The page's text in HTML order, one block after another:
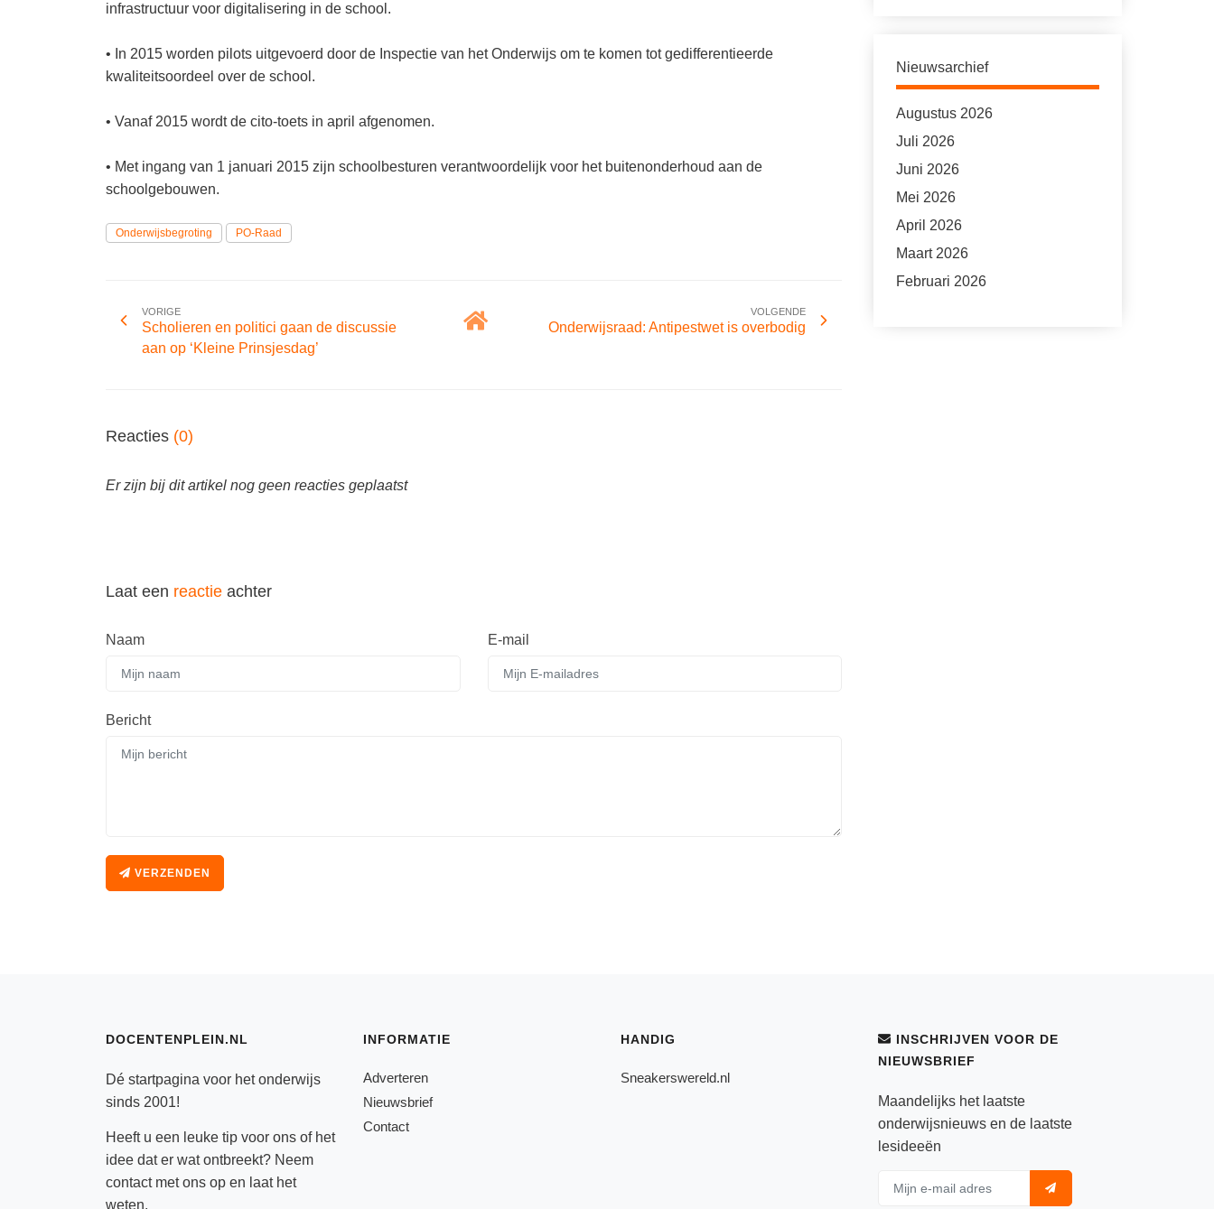
infrastructuur voor digitalisering in de school.
• In 2015 worden pilots uitgevoerd door de Inspectie van het Onderwijs om te komen tot gedifferentieerde
kwaliteitsoordeel over de school.
• Vanaf 2015 wordt de cito-toets in april afgenomen.
• Met ingang van 1 januari 2015 zijn schoolbesturen verantwoordelijk voor het buitenonderhoud aan de
schoolgebouwen.
Onderwijsbegroting PO-Raad
VORIGE
Scholieren en politici gaan de discussie
aan op ‘Kleine Prinsjesdag’
VOLGENDE
Onderwijsraad: Antipestwet is overbodig
Reacties (0)
Er zijn bij dit artikel nog geen reacties geplaatst
Laat een reactie achter
Naam E-mail
Bericht
VERZENDEN
Nieuwsarchief
Augustus 2026
Juli 2026
Juni 2026
Mei 2026
April 2026
Maart 2026
Februari 2026
DOCENTENPLEIN.NL
Dé startpagina voor het onderwijs
sinds 2001!
Heeft u een leuke tip voor ons of het
idee dat er wat ontbreekt? Neem
contactmet ons op en laat het
weten.
INFORMATIE
Adverteren
Nieuwsbrief
Contact
HANDIG
Sneakerswereld.nl
INSCHRIJVEN VOOR DE
NIEUWSBRIEF
Maandelijks het laatste
onderwijsnieuws en de laatste
lesideeën